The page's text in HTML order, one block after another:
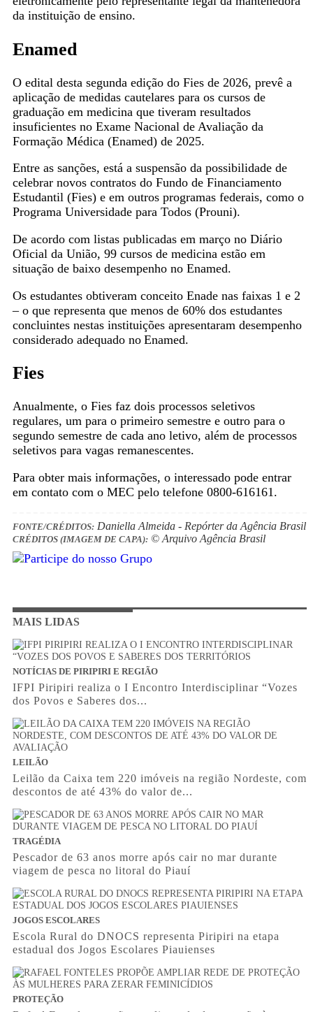
da instituição de ensino.
Enamed
O edital desta segunda edição do Fies de 2026, prevê a
aplicação de medidas cautelares para os cursos de
graduação em medicina que tiveram resultados
insuficientes no Exame Nacional de Avaliação da
Formação Médica (Enamed) de 2025.
Entre as sanções, está a suspensão da possibilidade de
celebrar novos contratos do Fundo de Financiamento
Estudantil (Fies) e em outros programas federais, como o
Programa Universidade para Todos (Prouni).
De acordo com listas publicadas em março no Diário
Oficial da União, 99 cursos de medicina estão em
situação de baixo desempenho no Enamed.
Os estudantes obtiveram conceito Enade nas faixas 1 e 2
– o que representa que menos de 60% dos estudantes
concluintes nestas instituições apresentaram desempenho
considerado adequado no Enamed.
Fies
Anualmente, o Fies faz dois processos seletivos
regulares, um para o primeiro semestre e outro para o
segundo semestre de cada ano letivo, além de processos
seletivos para vagas remanescentes.
Para obter mais informações, o interessado pode entrar
em contato com o MEC pelo telefone 0800-616161.
FONTE/CRÉDITOS:Daniella Almeida - Repórter da Agência Brasil
CRÉDITOS (IMAGEM DE CAPA):© Arquivo Agência Brasil
MAIS LIDAS
NOTÍCIAS DE PIRIPIRI E REGIÃO
IFPI Piripiri realiza o I Encontro Interdisciplinar “Vozes
dos Povos e Saberes dos...
LEILÃO
Leilão da Caixa tem 220 imóveis na região Nordeste, com
descontos de até 43% do valor de...
TRAGÉDIA
Pescador de 63 anos morre após cair no mar durante
viagem de pesca no litoral do Piauí
JOGOS ESCOLARES
Escola Rural do DNOCS representa Piripiri na etapa
estadual dos Jogos Escolares Piauienses
PROTEÇÃO